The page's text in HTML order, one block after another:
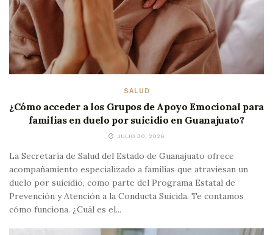
SALUD
¿Cómo acceder a los Grupos de Apoyo Emocional para
familias en duelo por suicidio en Guanajuato?
JULIO 30, 2026
La Secretaría de Salud del Estado de Guanajuato ofrece
acompañamiento especializado a familias que atraviesan un
duelo por suicidio, como parte del Programa Estatal de
Prevención y Atención a la Conducta Suicida. Te contamos
cómo funciona. ¿Cuál es el...